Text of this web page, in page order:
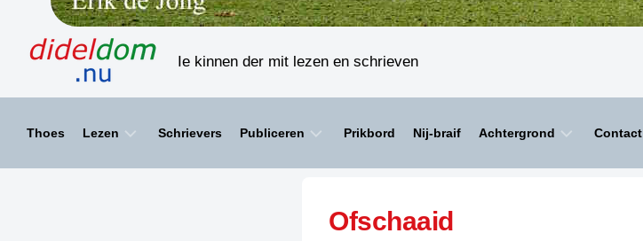
Ie kinnen der mit lezen en schrieven
Thoes Lezen
HAIKU’S
BIENOAMEN
Schrievers Publiceren
SPELLENSCONTROLE
Prikbord Nij-braif Achtergrond Contact
Ofschaaid